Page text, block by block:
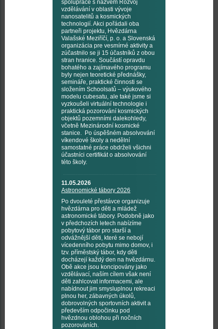
spolupráce s názvem Rozvoj
vzdělávání v oblasti vývoje
nanosatelitů a kosmických
technologií. Akci pořádali oba
partneři projektu, Hvězdárna
Valašské Meziříčí, p. o. a Slovenská
organizácia pre vesmírné aktivity a
zúčastnilo se ji 15 účastníků z obou
stran hranice. Součástí opravdu
bohatého a zajímavého programu
byly nejen teoretické přednášky,
semináře, praktické činnosti se
složením Schoolsatů – výukového
modelu cubesatu, ale také jsme si
vyzkoušeli virtuální technologie i
praktická pozorování kosmických
objektů pozemními dalekohledy,
včetně Mezinárodní kosmické
stanice. Po úspěšném absolvování
víkendové školy a nedělní
samostatné práce obdrželi všichni
účastníci certifikát o absolvování
této školy.
11.05.2026
Astronomické tábory 2026
Po dvouleté přestávce organizuje
hvězdárna pro děti a mládež
astronomické tábory. Podobně jako
v předchozích letech nabízíme
pobytový tábor pro starší a
odvážnější děti, které se nebojí
vícedenního pobytu mimo domov, i
tzv. příměstský tábor, kdy děti
docházejí každý den na hvězdárnu.
Obě akce jsou koncipovány jako
vzdělávací, naším cílem však není
děti zahlcovat informacemi, ale
nabídnout jim smysluplnou rekreaci
plnou her, zábavných úkolů,
dobrovolných sportovních aktivit a
především odpočinku pod
hvězdnou oblohou při nočních
pozorováních.